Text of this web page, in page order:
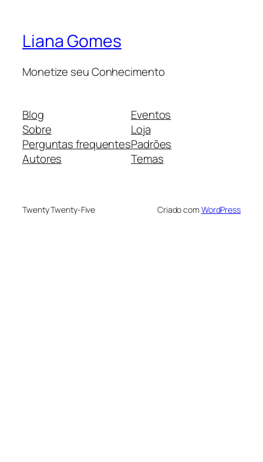
Liana Gomes
Monetize seu Conhecimento
Blog
Sobre
Perguntas frequentes
Autores
Eventos
Loja
Padrões
Temas
Twenty Twenty-Five Criado com WordPress